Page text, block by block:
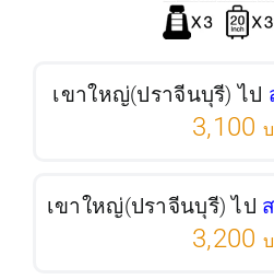
เขาใหญ่(ปราจีนบุรี) ไป
3,100
เขาใหญ่(ปราจีนบุรี) ไป
3,200